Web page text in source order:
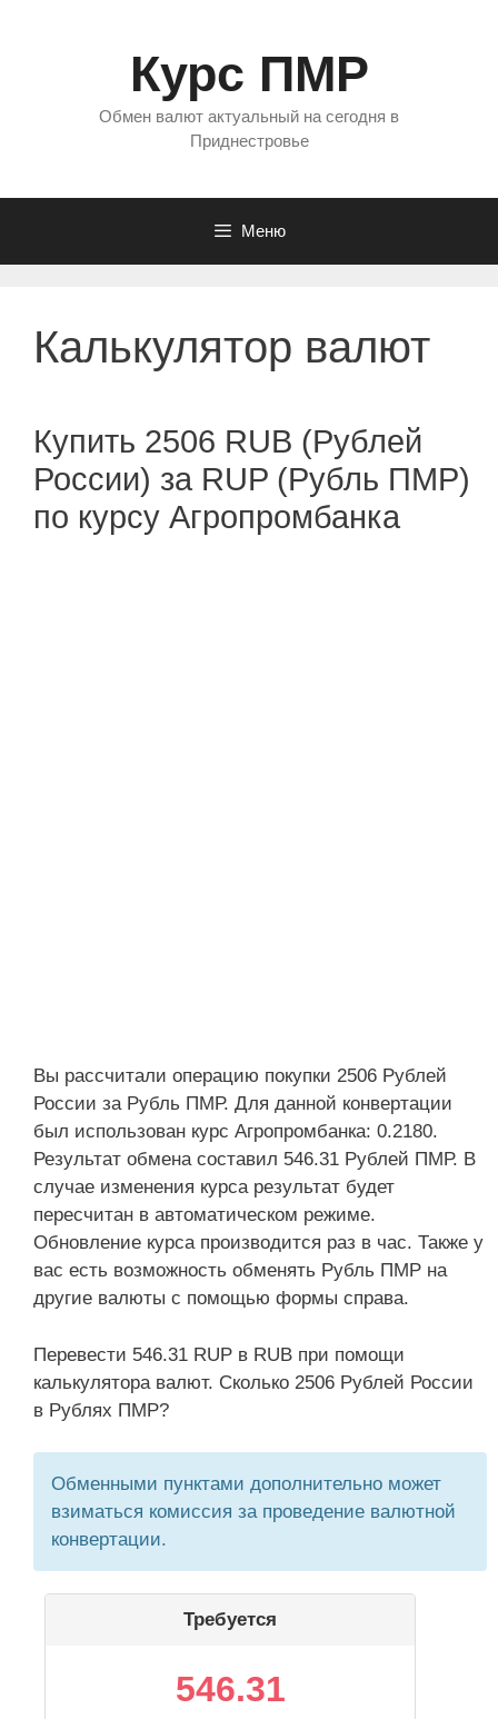
Курс ПМР
Обмен валют актуальный на сегодня в
Приднестровье
Меню
Калькулятор валют
Купить 2506 RUB (Рублей
России) за RUP (Рубль ПМР)
по курсу Агропромбанка
Вы рассчитали операцию покупки 2506 Рублей
России за Рубль ПМР. Для данной конвертации
был использован курс Агропромбанка: 0.2180.
Результат обмена составил 546.31 Рублей ПМР. В
случае изменения курса результат будет
пересчитан в автоматическом режиме.
Обновление курса производится раз в час. Также у
вас есть возможность обменять Рубль ПМР на
другие валюты с помощью формы справа.
Перевести 546.31 RUP в RUB при помощи
калькулятора валют. Сколько 2506 Рублей России
в Рублях ПМР?
Обменными пунктами дополнительно может
взиматься комиссия за проведение валютной
конвертации.
Требуется
546.31